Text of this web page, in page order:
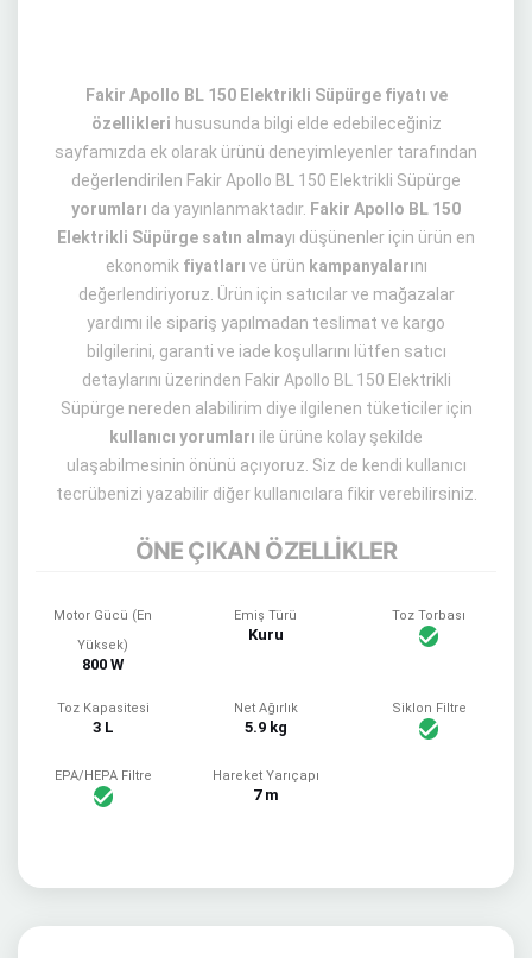
Fakir Apollo BL 150 Elektrikli Süpürge fiyatı ve
özellikleri hususunda bilgi elde edebileceğiniz
sayfamızda ek olarak ürünü deneyimleyenler tarafından
değerlendirilen Fakir Apollo BL 150 Elektrikli Süpürge
yorumları da yayınlanmaktadır. Fakir Apollo BL 150
Elektrikli Süpürge satın almayı düşünenler için ürün en
ekonomik fiyatları ve ürün kampanyalarını
değerlendiriyoruz. Ürün için satıcılar ve mağazalar
yardımı ile sipariş yapılmadan teslimat ve kargo
bilgilerini, garanti ve iade koşullarını lütfen satıcı
detaylarını üzerinden Fakir Apollo BL 150 Elektrikli
Süpürge nereden alabilirim diye ilgilenen tüketiciler için
kullanıcı yorumları ile ürüne kolay şekilde
ulaşabilmesinin önünü açıyoruz. Siz de kendi kullanıcı
tecrübenizi yazabilir diğer kullanıcılara fikir verebilirsiniz.
ÖNE ÇIKAN ÖZELLİKLER
Motor Gücü (En
Yüksek)
800 W
Emiş Türü
Kuru
Toz Torbası
Toz Kapasitesi
3 L
Net Ağırlık
5.9 kg
Siklon Filtre
EPA/HEPA Filtre Hareket Yarıçapı
7 m